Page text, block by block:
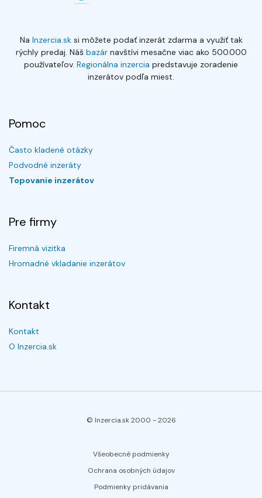
Na Inzercia.sksi môžete podať inzerát zdarma a využiť tak
rýchly predaj. Náš bazárnavštívi mesačne viac ako 500.000
používateľov. Regionálna inzercia predstavuje zoradenie
inzerátov podľa miest.
Pomoc
Často kladené otázky
Podvodné inzeráty
Topovanie inzerátov
Pre firmy
Firemná vizitka
Hromadné vkladanie inzerátov
Kontakt
Kontakt
O Inzercia.sk
© Inzercia.sk 2000 -2026
Všeobecné podmienky
Ochrana osobných údajov
Podmienky pridávania